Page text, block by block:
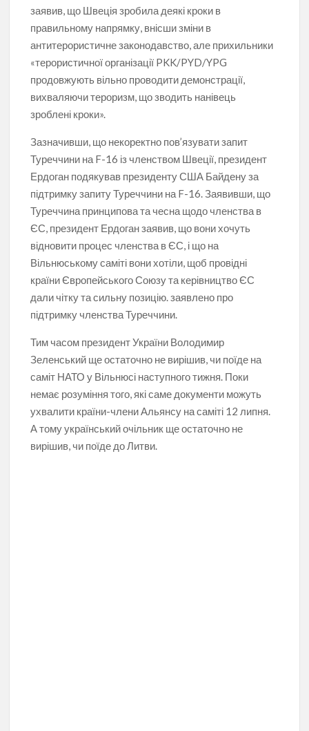
заявив, що Швеція зробила деякі кроки в
правильному напрямку, внісши зміни в
антитерористичне законодавство, але прихильники
«терористичної організації PKK/PYD/YPG
продовжують вільно проводити демонстрації,
вихваляючи тероризм, що зводить нанівець
зроблені кроки».
Зазначивши, що некоректно пов’язувати запит
Туреччини на F-16 із членством Швеції, президент
Ердоган подякував президенту США Байдену за
підтримку запиту Туреччини на F-16. Заявивши, що
Туреччина принципова та чесна щодо членства в
ЄС, президент Ердоган заявив, що вони хочуть
відновити процес членства в ЄС, і що на
Вільнюському саміті вони хотіли, щоб провідні
країни Європейського Союзу та керівництво ЄС
дали чітку та сильну позицію. заявлено про
підтримку членства Туреччини.
Тим часом президент України Володимир
Зеленський ще остаточно не вирішив, чи поїде на
саміт НАТО у Вільнюсі наступного тижня. Поки
немає розуміння того, які саме документи можуть
ухвалити країни-члени Альянсу на саміті 12 липня.
А тому український очільник ще остаточно не
вирішив, чи поїде до Литви.